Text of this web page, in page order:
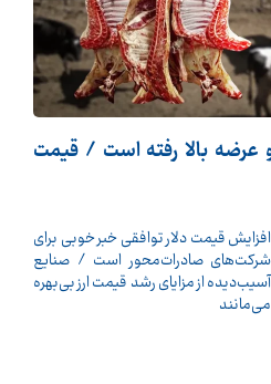
بالا رفته است / قیمت
افزایش قیمت دلار توافقی خبر خوبی برای
شرکت‌های صادرات‌محور است / صنایع
آسیب‌دیده از مزایای رشد قیمت ارز بی‌بهره
می‌مانند